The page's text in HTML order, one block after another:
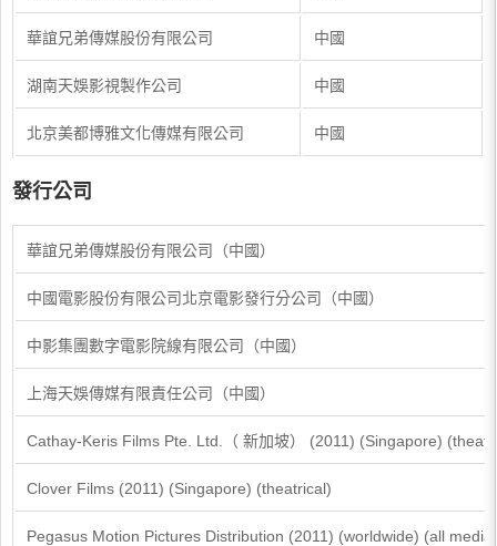
華誼兄弟傳媒股份有限公司 中國
湖南天娛影視製作公司 中國
北京美都博雅文化傳媒有限公司 中國
發行公司
華誼兄弟傳媒股份有限公司（中國）
中國電影股份有限公司北京電影發行分公司（中國）
中影集團數字電影院線有限公司（中國）
上海天娛傳媒有限責任公司（中國）
Cathay-Keris Films Pte. Ltd.（ 新加坡） (2011) (Singapore)
Clover Films (2011) (Singapore) (theatrical)
Pegasus Motion Pictures Distribution (2011) (worldwide) (all media)